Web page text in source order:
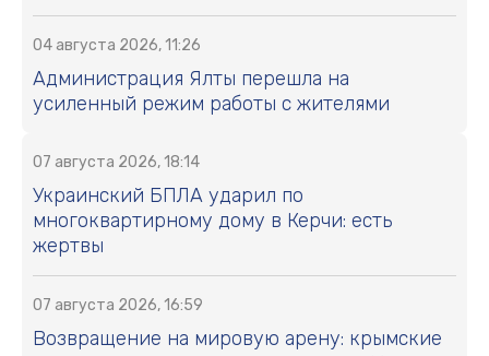
04 августа 2026, 11:26
Администрация Ялты перешла на
усиленный режим работы с жителями
07 августа 2026, 18:14
Украинский БПЛА ударил по
многоквартирному дому в Керчи: есть
жертвы
07 августа 2026, 16:59
Возвращение на мировую арену: крымские